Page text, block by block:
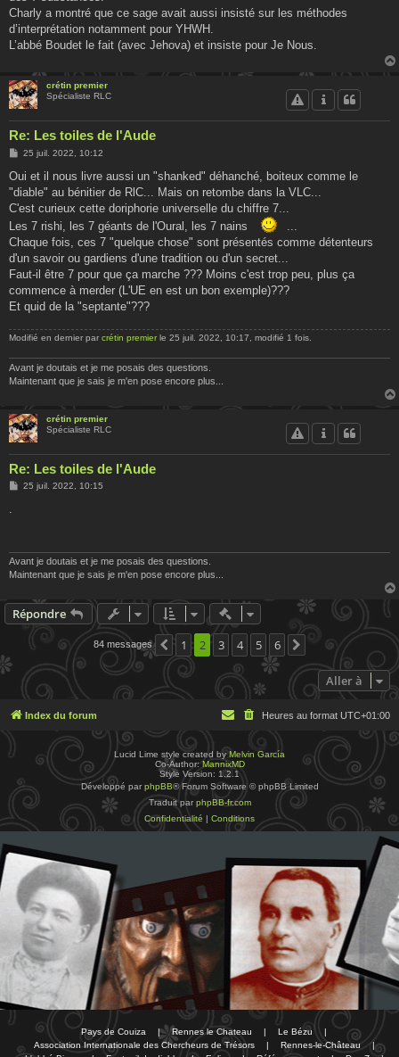
Charly a montré que ce sage avait aussi insisté sur les méthodes
d’interprétation notamment pour YHWH.
L’abbé Boudet le fait (avec Jehova) et insiste pour Je Nous.
crétin premier
Spécialiste RLC
Re: Les toiles de l'Aude
M
s
a
g
25 juil. 2022, 10:12
Oui et il nous livre aussi un "shanked" déhanché, boiteux comme le
"diable" au bénitier de RlC... Mais on retombe dans la VLC...
C'est curieux cette doriphorie universelle du chiffre 7...
Les 7 rishi, les 7 géants de l'Oural, les 7 nains
Chaque fois, ces 7 "quelque chose" sont présentés comme détenteurs
d'un savoir ou gardiens d'une tradition ou d'un secret...
Faut-il être 7 pour que ça marche ??? Moins c'est trop peu, plus ça
commence à merder (L'UE en est un bon exemple)???
Et quid de la "septante"???
Modifié en dernier par crétin premierle 25 juil. 2022, 10:17, modifié 1 fois.
Avant je doutais et je me posais des questions.
Maintenant que je sais je m'en pose encore plus...
crétin premier
Spécialiste RLC
Re: Les toiles de l'Aude
M25 juil. 2022, 10:15
.
Avant je doutais et je me posais des questions.
Maintenant que je sais je m'en pose encore plus...
Répondre Actions rapides de
84 messages Précédente
1 2 3 4 5 6 Suivante
Aller à
Index du forum Heures au format UTC+01:00
Lucid Lime style created byMelvin García
Co-Author:MannixMD
Style Version: 1.2.1
Développé par phpBB® Forum Software © phpBB Limited
Traduit par phpBB-fr.com
Confidentialité | Conditions
Pays de Couiza | Rennes le Chateau | Le Bézu
|
Association Internationale des Chercheurs de Trésors
| Rennes-le-Château
|